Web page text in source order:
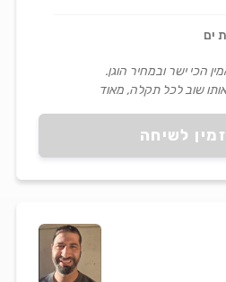
זמין לשיחה
ים
הכי ישר ובמחיר הוגן.
אותו שוב לכל תקלה, מאוד